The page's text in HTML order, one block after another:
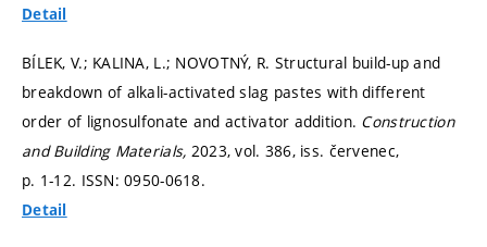
Detail
BÍLEK, V.; KALINA, L.; NOVOTNÝ, R. Structural build-up and
breakdown of alkali-activated slag pastes with different
order of lignosulfonate and activator addition. Construction
and Building Materials, 2023, vol. 386, iss. červenec,
p. 1-12. ISSN: 0950-0618.
Detail